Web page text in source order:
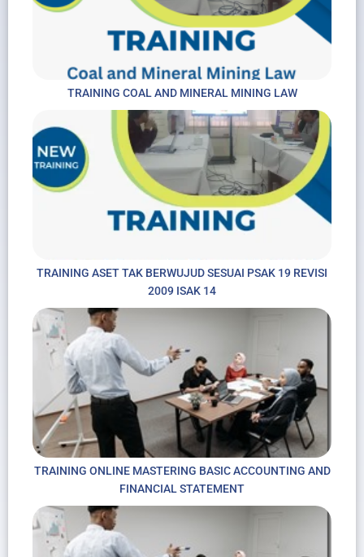
TRAINING COAL AND MINERAL MINING LAW
TRAINING ASET TAK BERWUJUD SESUAI PSAK 19 REVISI
2009 ISAK 14
TRAINING ONLINE MASTERING BASIC ACCOUNTING AND
FINANCIAL STATEMENT